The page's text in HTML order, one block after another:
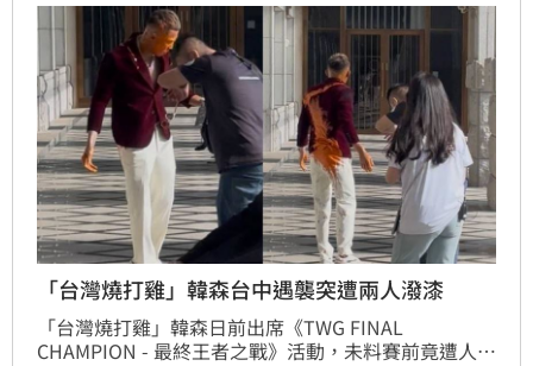
「台灣燒打雞」韓森台中遇襲突遭兩人潑漆
「台灣燒打雞」韓森日前出席《TWG FINAL
CHAMPION - 最終王者之戰》活動，未料賽前竟遭人潑